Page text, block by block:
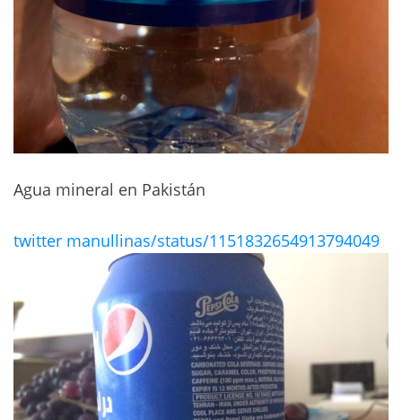
Agua mineral en Pakistán
twitter manullinas/status/1151832654913794049